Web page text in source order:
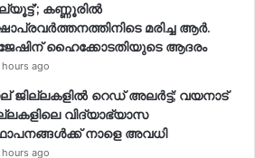
കണ്ണൂരിൽ
മരിച്ച ആര്‍.
ഹൈക്കോടതിയുടെ ആദരം
ago
ജില്ലകളിൽ റെഡ് അലർട്ട്; വയനാട്
വിദ്യാഭ്യാസ
നാളെ അവധി
hours ago